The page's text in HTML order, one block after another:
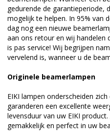
gedurende de garantieperiode,
mogelijk te helpen. In 95% van
dag nog een nieuwe
aan ons retour en wij handelen
is pas service! Wij begrijpen
vervelend is, wanneer u de
Originele beamerlampen
EIKI lampen onderscheiden
garanderen een excellente
levensduur van uw EIKI
gemakkelijk en perfect in uw